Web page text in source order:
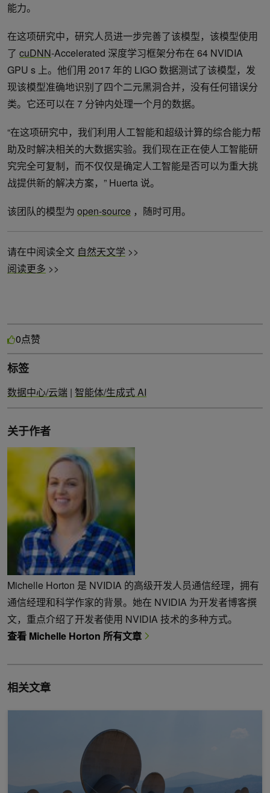
能力。
在这项研究中，研究人员进一步完善了该模型，该模型使用
了 cuDNN-Accelerated 深度学习框架分布在 64 NVIDIA
GPU s 上。他们用 2017 年的 LIGO 数据测试了该模型，发
现该模型准确地识别了四个二元黑洞合并，没有任何错误分
类。它还可以在 7 分钟内处理一个月的数据。
“在这项研究中，我们利用人工智能和超级计算的综合能力帮
助及时解决相关的大数据实验。我们现在正在使人工智能研
究完全可复制，而不仅仅是确定人工智能是否可以为重大挑
战提供新的解决方案，” Huerta 说。
该团队的模型为 open-source ，随时可用。
请在中阅读全文 自然天文学 >>
阅读更多 >>
0点赞
标签
数据中心/云端 | 智能体/生成式 AI
关于作者
Michelle Horton 是 NVIDIA 的高级开发人员通信经理，拥有
通信经理和科学作家的背景。她在 NVIDIA 为开发者博客撰
文，重点介绍了开发者使用 NVIDIA 技术的多种方式。
查看 Michelle Horton 所有文章
相关文章